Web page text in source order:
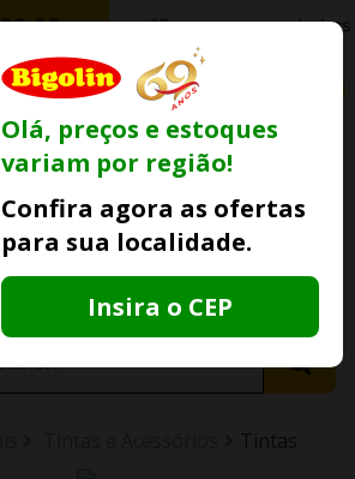
Informeseu CEP
Olá, preços e estoques
variam por região!
Confira agora as ofertas
para sua localidade.
Insira o CEP
Conta
Whatsapp